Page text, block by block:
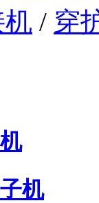
/ 穿
机